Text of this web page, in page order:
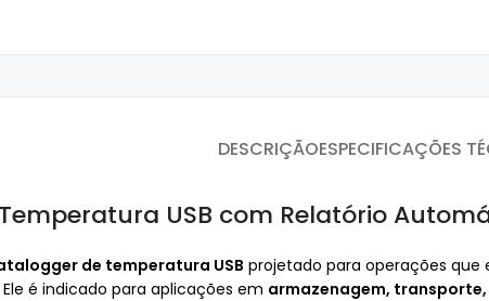
DESCRIÇÃOESPECIFICAÇÕES
USB com Relatório
de temperatura USB projetado para operações que
é indicado para aplicações em armazenagem,